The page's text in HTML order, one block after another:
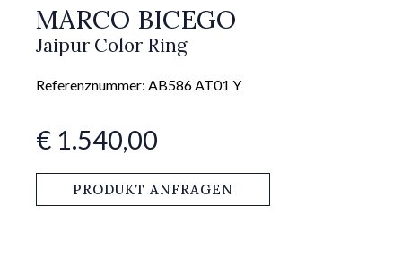
MARCO BICEGO
Jaipur Color Ring
Referenznummer: AB586 AT01 Y
€ 1.540,00
PRODUKT ANFRAGEN